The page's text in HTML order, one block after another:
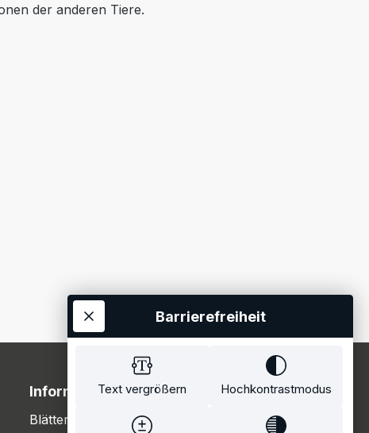
der anderen Tiere.
Information
Blätterkatalog
Text vergrößern Hochkontrastmodus
Barrierefreiheit